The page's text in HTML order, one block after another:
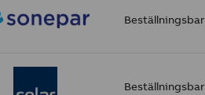
Beställningsbar
Beställningsbar